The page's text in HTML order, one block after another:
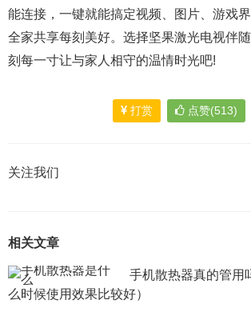
能连接，一键就能搞定视频、图片、游戏界
全家共享每刻美好。选择坚果激光电视伴
刻每一寸让与家人相守的温情时光吧!
打赏 点赞(513)
关注我们
相关文章
手机散热器真的管用
么时候使用效果比较好）